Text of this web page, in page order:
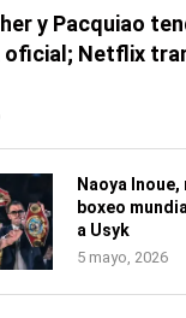
y Pacquiao
oficial; Netflix
Naoya Inoue,
boxeo
a Usyk
5 mayo, 2026